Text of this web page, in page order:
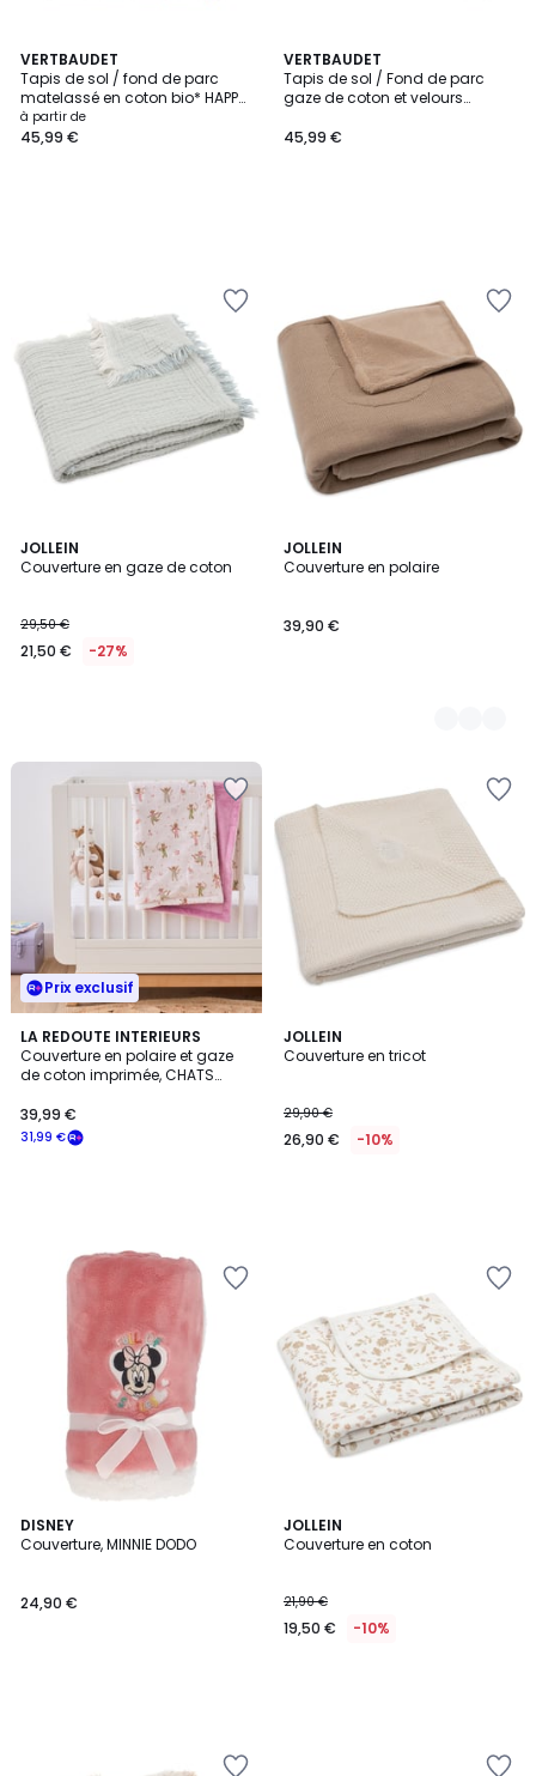
VERTBAUDET
Tapis de sol / fond de parc
matelassé en coton bio* HAPPY
SKY
à partir de
45,99 €
VERTBAUDET
Tapis de sol / Fond de parc
gaze de coton et velours
45,99 €
JOLLEIN
Couverture en gaze de coton
29,50 €
21,50 € -27%
JOLLEIN
Couverture en polaire
39,90 €
2
Couleurs
Prix exclusif
LA REDOUTE INTERIEURS
Couverture en polaire et gaze
de coton imprimée, CHATS
31,99 €
39,99 €
JOLLEIN
Couverture en tricot
29,90 €
26,90 € -10%
DISNEY
Couverture, MINNIE DODO
24,90 €
JOLLEIN
Couverture en coton
21,90 €
19,50 € -10%